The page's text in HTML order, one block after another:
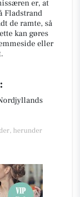
er, at
Fladstrand
de ramte, så
kan gøres
eller
herunder